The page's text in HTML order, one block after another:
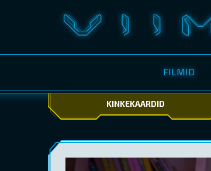
FILMID
KINKEKAARDID